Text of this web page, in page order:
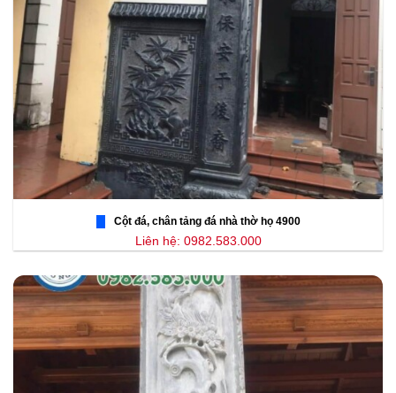
Cột đá, chân tảng đá nhà thờ họ 4900
Liên hệ: 0982.583.000